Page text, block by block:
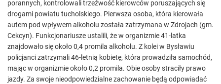
porannych, kontrolowali trzeźwość kierowców poruszających się
drogami powiatu tucholskiego. Pierwsza osoba, która kierowała
autem pod wpływem alkoholu została zatrzymana w Zdrojach (gm.
Cekcyn). Funkcjonariusze ustalili, że w organizmie 41-latka
znajdowało się około 0,4 promila alkoholu. Z kolei w Bysławiu
policjanci zatrzymali 46-letnią kobietę, która prowadziła samochód,
mając w organizmie około 0,2 promila. Obie osoby straciły prawo
jazdy. Za swoje nieodpowiedzialne zachowanie będą odpowiadać